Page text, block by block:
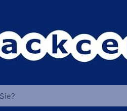
ein. Während Sie tippen,